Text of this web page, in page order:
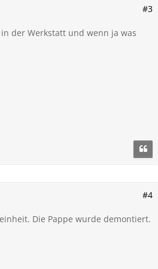
#3
der Werkstatt und wenn ja was
#4
Die Pappe wurde demontiert.